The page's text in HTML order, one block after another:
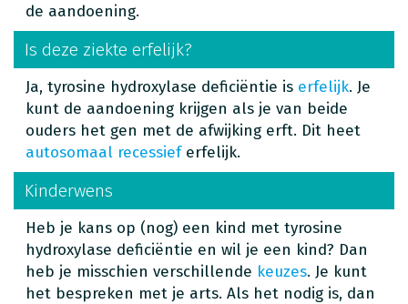
de aandoening.
Is deze ziekte erfelijk?
Ja, tyrosine hydroxylase deficiëntie is erfelijk. Je
kunt de aandoening krijgen als je van beide
ouders het gen met de afwijking erft. Dit heet
autosomaal recessieferfelijk.
Kinderwens
Heb je kans op (nog) een kind met tyrosine
hydroxylase deficiëntie en wil je een kind? Dan
heb je misschien verschillende keuzes. Je kunt
het bespreken met je arts. Als het nodig is, dan